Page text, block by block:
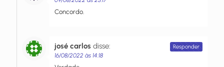
Concordo.
josé carlos disse:
16/08/2022 às 14:18
Responder